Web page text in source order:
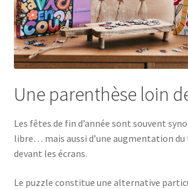
Une parenthèse loin
Les fêtes de fin d’année sont souvent
libre… mais aussi d’une augmentation du
devant les écrans.
Le puzzle constitue une alternative